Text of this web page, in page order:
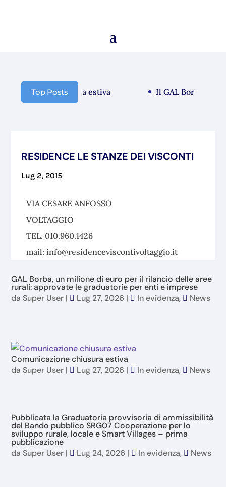
Top Posts
chiusura estiva Il GAL Borba
RESIDENCE LE STANZE DEI VISCONTI
Lug 2, 2015
VIA CESARE ANFOSSO
VOLTAGGIO
TEL. 010.960.1426
mail: info@residenceviscontivoltaggio.it
GAL Borba, un milione di euro per il rilancio delle aree
rurali: approvate le graduatorie per enti e imprese
da Super User | Lug 27, 2026 | In evidenza, News
Comunicazione chiusura estiva
da Super User | Lug 27, 2026 | In evidenza, News
Pubblicata la Graduatoria provvisoria di ammissibilità
del Bando pubblico SRG07 Cooperazione per lo
sviluppo rurale, locale e Smart Villages – prima
pubblicazione
da Super User | Lug 24, 2026 | In evidenza, News